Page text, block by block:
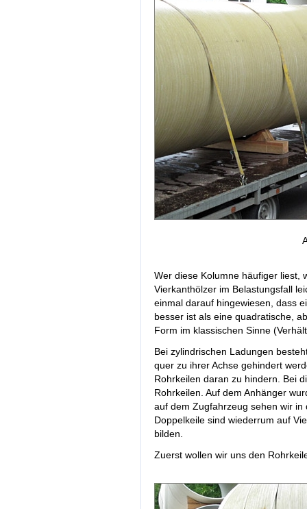
Wer diese Kolumne häufiger liest,
Vierkanthölzer im Belastungsfall
einmal darauf hingewiesen, dass
besser ist als eine quadratische,
Form im klassischen Sinne
Bei zylindrischen Ladungen
quer zu ihrer Achse gehindert
Rohrkeilen daran zu hindern. Bei
Rohrkeilen. Auf dem Anhänger
auf dem Zugfahrzeug sehen wir
Doppelkeile sind wiederrum auf
bilden.
Zuerst wollen wir uns den